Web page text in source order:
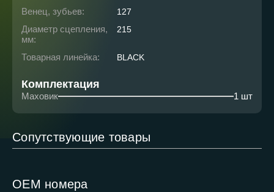
Венец, зубьев: 127
Диаметр сцепления,
мм:
215
Товарная линейка: BLACK
Комплектация
Маховик 1 шт
Сопутствующие товары
ОЕМ номера